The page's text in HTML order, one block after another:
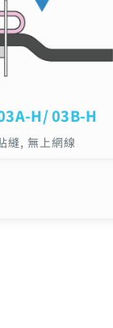
H/ 03B-H
縫, 無上網線